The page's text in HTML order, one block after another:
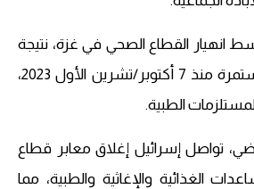
انهيار القطاع الصحي في غزة، نتيجة
الحرب الإسرائيلية المستمرة منذ 7 أكتوبر/تشرين الأول 2023،
الطبية.
تواصل إسرائيل إغلاق معابر قطاع
الغذائية والإغاثية والطبية، مما